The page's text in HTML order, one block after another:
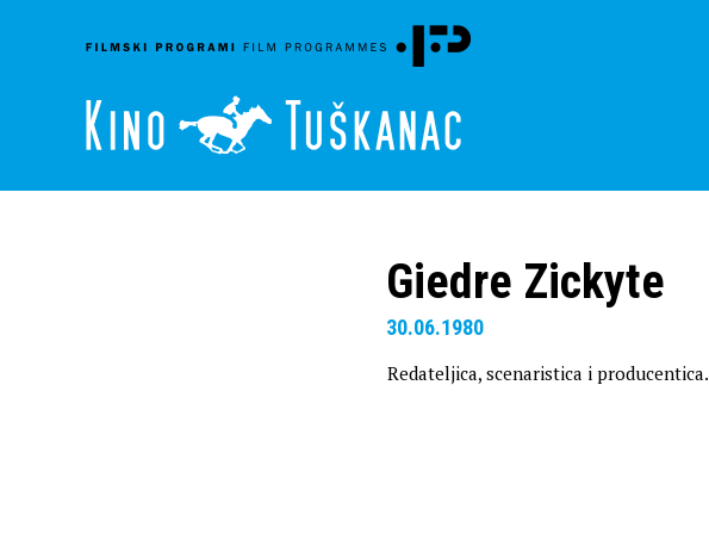
Giedre Zickyte
30.06.1980
Redateljica, scenaristica i producentica.